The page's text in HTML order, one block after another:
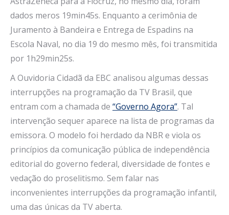
dados meros 19min45s. Enquanto a cerimônia de
Juramento à Bandeira e Entrega de Espadins na
Escola Naval, no dia 19 do mesmo mês, foi transmitida
por 1h29min25s.
A Ouvidoria Cidadã da EBC analisou algumas dessas
interrupções na programação da TV Brasil, que
entram com a chamada de “Governo Agora”. Tal
intervenção sequer aparece na lista de programas da
emissora. O modelo foi herdado da NBR e viola os
princípios da comunicação pública de independência
editorial do governo federal, diversidade de fontes e
vedação do proselitismo. Sem falar nas
inconvenientes interrupções da programação infantil,
uma das únicas da TV aberta.